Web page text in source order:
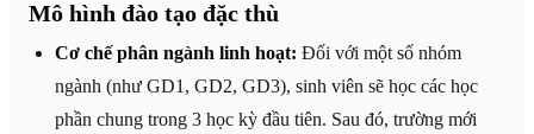
Mô hình đào tạo đặc thù
Cơ chế phân ngành linh hoạt: Đối với một số nhóm
ngành (như GD1, GD2, GD3), sinh viên sẽ học các học
phần chung trong 3 học kỳ đầu tiên. Sau đó, trường mới